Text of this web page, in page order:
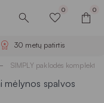
0 0
30 metų patirtis
SIMPLY paklodės